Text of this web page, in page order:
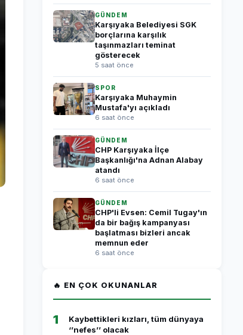
GÜNDEM
Karşıyaka Belediyesi SGK
borçlarına karşılık
taşınmazları teminat
gösterecek
5 saat önce
SPOR
Karşıyaka Muhaymin
Mustafa'yı açıkladı
6 saat önce
GÜNDEM
CHP Karşıyaka İlçe
Başkanlığı'na Adnan Alabay
atandı
6 saat önce
GÜNDEM
CHP'li Evsen: Cemil Tugay'ın
da bir bağış kampanyası
başlatması bizleri ancak
memnun eder
6 saat önce
🔥 EN ÇOK OKUNANLAR
1
Kaybettikleri kızları, tüm dünyaya
‘’nefes’’ olacak